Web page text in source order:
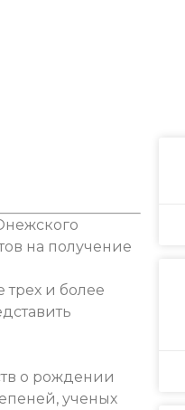
на получение
и более
о рождении
ученых